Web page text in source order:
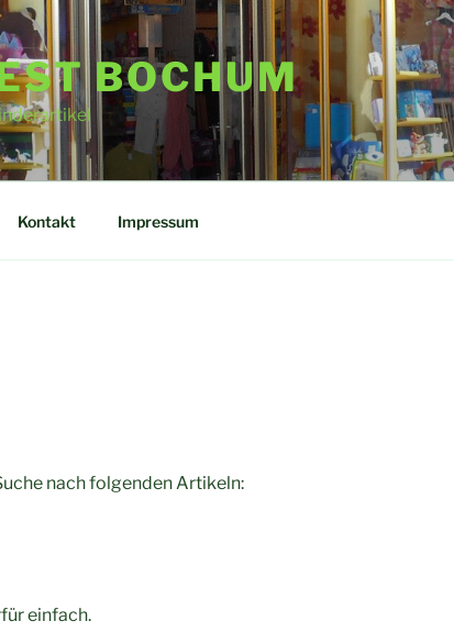
BOCHUM
Kontakt Impressum
nach folgenden Artikeln:
einfach.